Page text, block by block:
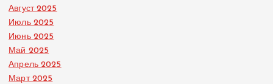
Август 2025
Июль 2025
Июнь 2025
Май 2025
Апрель 2025
Март 2025